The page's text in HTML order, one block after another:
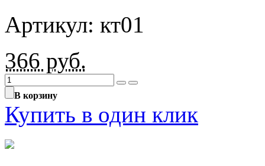
Артикул: кт01
366 руб.
В корзину
Купить в один клик